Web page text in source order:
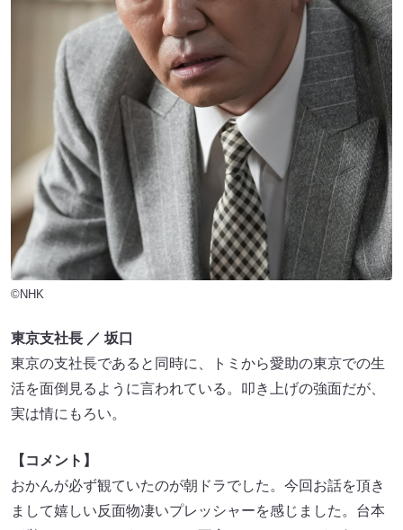
©NHK
東京支社長 ／ 坂口
東京の支社長であると同時に、トミから愛助の東京での生
活を面倒見るように言われている。叩き上げの強面だが、
実は情にもろい。
【コメント】
おかんが必ず観ていたのが朝ドラでした。今回お話を頂き
まして嬉しい反面物凄いプレッシャーを感じました。台本